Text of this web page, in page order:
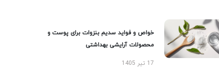
خواص و فواید سدیم بنزوات برای پوست و
محصولات آرایشی بهداشتی
17 تیر 1405